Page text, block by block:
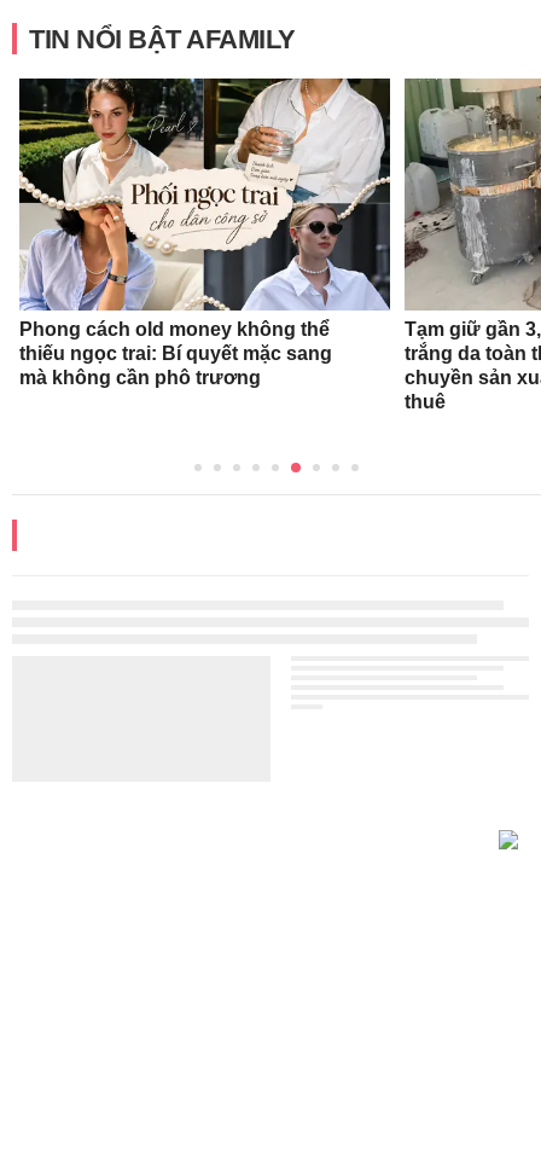
TIN NỔI BẬT AFAMILY
Phong cách old money không thể
thiếu ngọc trai: Bí quyết mặc sang
mà không cần phô trương
Tạm giữ gần
trắng da toàn
chuyền sản
thuê